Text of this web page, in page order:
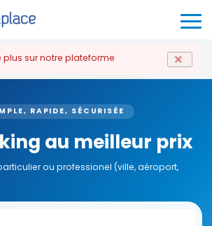
plus sur notre plateforme
RAPIDE, SÉCURISÉE
au meilleur prix
ou professionel (ville, aéroport,